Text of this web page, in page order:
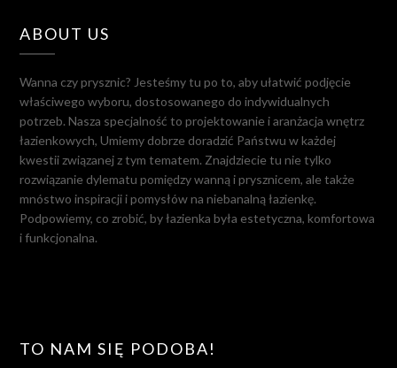
ABOUT US
Wanna czy prysznic? Jesteśmy tu po to, aby ułatwić podjęcie
właściwego wyboru, dostosowanego do indywidualnych
potrzeb. Nasza specjalność to projektowanie i aranżacja wnętrz
łazienkowych, Umiemy dobrze doradzić Państwu w każdej
kwestii związanej z tym tematem. Znajdziecie tu nie tylko
rozwiązanie dylematu pomiędzy wanną i prysznicem, ale także
mnóstwo inspiracji i pomysłów na niebanalną łazienkę.
Podpowiemy, co zrobić, by łazienka była estetyczna, komfortowa
i funkcjonalna.
TO NAM SIĘ PODOBA!